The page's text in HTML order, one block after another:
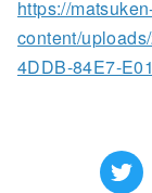
https://
content/
4DDB-84E7-